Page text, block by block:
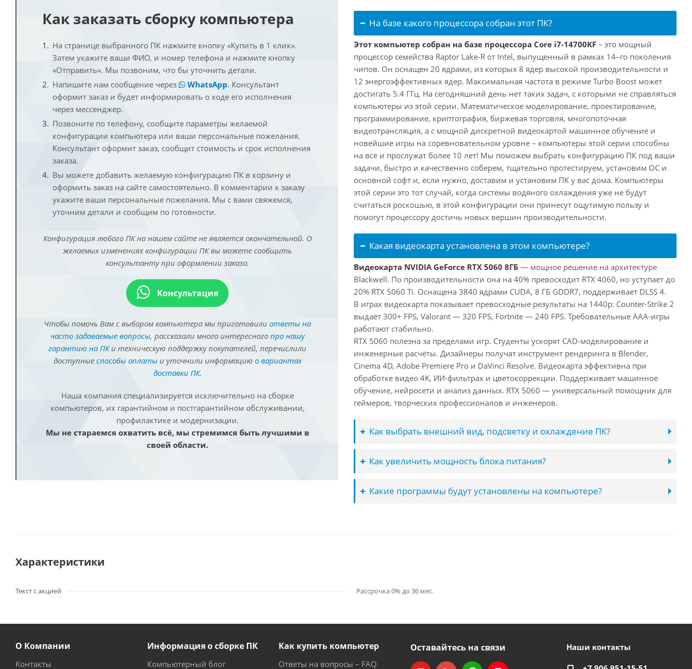
Как заказать сборку компьютера
На странице выбранного ПК нажмите кнопку «Купить в 1 клик».
Затем укажите ваши ФИО, и номер телефона и нажмите кнопку
«Отправить». Мы позвоним, что бы уточнить детали.
Напишите нам сообщение через
WhatsApp. Консультант
оформит заказ и будет информировать о ходе его исполнения
через мессенджер.
Позвоните по телефону, сообщите параметры желаемой
конфигурации компьютера или ваши персональные пожелания.
Консультант оформит заказ, сообщит стоимость и срок исполнения
заказа.
Вы можете добавить желаемую конфигурацию ПК в корзину и
оформить заказ на сайте самостоятельно. В комментарии к заказу
укажите ваши персональные пожелания. Мы с вами свяжемся,
уточним детали и сообщим по готовности.
Конфигурация любого ПК на нашем сайте не является окончательной. О
желаемых изменениях конфигурации ПК вы можете сообщить
консультанту при оформлении заказа.
Консультация
Чтобы помочь Вам с выбором компьютера мы приготовили ответы на
часто задаваемые вопросы, рассказали много интересного про нашу
гарантию на ПКи техническую поддержку покупателей, перечислили
доступные способы оплатыи уточнили информацию о вариантах
доставки ПК.
Наша компания специализируется исключительно на сборке
компьютеров, их гарантийном и постгарантийном обслуживании,
профилактике и модернизации.
Мы не стараемся охватить всё, мы стремимся быть лучшими в
своей области.
На базе какого процессора собран этот ПК?
Этот компьютер собран на базе процессора Core i7-14700KF – это мощный
процессор семейства Raptor Lake-R от Intel, выпущенный в рамках 14–го поколения
чипов. Он оснащен 20 ядрами, из которых 8 ядер высокой производительности и
12 энергоэффективных ядер. Максимальная частота в режиме Turbo Boost может
достигать 5.4 ГГц. На сегодняшний день нет таких задач, с которыми не справляться
компьютеры из этой серии. Математическое моделирование, проектирование,
программирование, криптография, биржевая торговля, многопоточная
видеотрансляция, а с мощной дискретной видеокартой машинное обучение и
новейшие игры на соревновательном уровне – компьютеры этой серии способны
на всё и прослужат более 10 лет! Мы поможем выбрать конфигурацию ПК под ваши
задачи, быстро и качественно соберем, тщательно протестируем, установим ОС и
основной софт и, если нужно, доставим и установим ПК у вас дома. Компьютеры
этой серии это тот случай, когда системы водяного охлаждения уже не будут
считаться роскошью, в этой конфигурации они принесут ощутимую пользу и
помогут процессору достичь новых вершин производительности.
Какая видеокарта установлена в этом компьютере?
Видеокарта NVIDIA GeForce RTX 5060 8ГБ — мощное решение на архитектуре
Blackwell. По производительности она на 40% превосходит RTX 4060, но уступает до
20% RTX 5060 Ti. Оснащена 3840 ядрами CUDA, 8 ГБ GDDR7, поддерживает DLSS 4.
В играх видеокарта показывает превосходные результаты на 1440p: Counter-Strike 2
выдаёт 300+ FPS, Valorant — 320 FPS, Fortnite — 240 FPS. Требовательные AAA-игры
работают стабильно.
RTX 5060 полезна за пределами игр. Студенты ускорят CAD-моделирование и
инженерные расчёты. Дизайнеры получат инструмент рендеринга в Blender,
Cinema 4D, Adobe Premiere Pro и DaVinci Resolve. Видеокарта эффективна при
обработке видео 4K, ИИ-фильтрах и цветокоррекции. Поддерживает машинное
обучение, нейросети и анализ данных. RTX 5060 — универсальный помощник для
геймеров, творческих профессионалов и инженеров.
Как выбрать внешний вид, подсветку и охлаждение ПК?
Как увеличить мощность блока питания?
Какие программы будут установлены на компьютере?
Характеристики
Текст с акцией Рассрочка 0% до 36 мес.
О Компании
Контакты
Информация о сборке ПК
Компьютерный блог
Как купить компьютер
Ответы на вопросы – FAQ
Оставайтесь на связи Наши контакты